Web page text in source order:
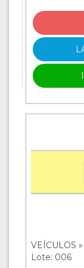
VEÍCULOS
Lote: 006